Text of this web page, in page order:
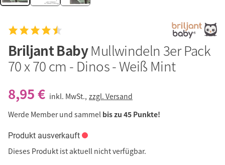
Briljant BabyMullwindeln 3er Pack
70 x 70 cm - Dinos - Weiß Mint
8,95 € inkl. MwSt., zzgl. Versand
Werde Member und sammel bis zu 45 Punkte!
Produkt ausverkauft
Dieses Produkt ist aktuell nicht verfügbar.